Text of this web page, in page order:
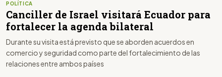
POLÍTICA
Canciller de Israel visitará Ecuador para
fortalecer la agenda bilateral
Durante su visita está previsto que se aborden acuerdos en
comercio y seguridad como parte del fortalecimiento de las
relaciones entre ambos países